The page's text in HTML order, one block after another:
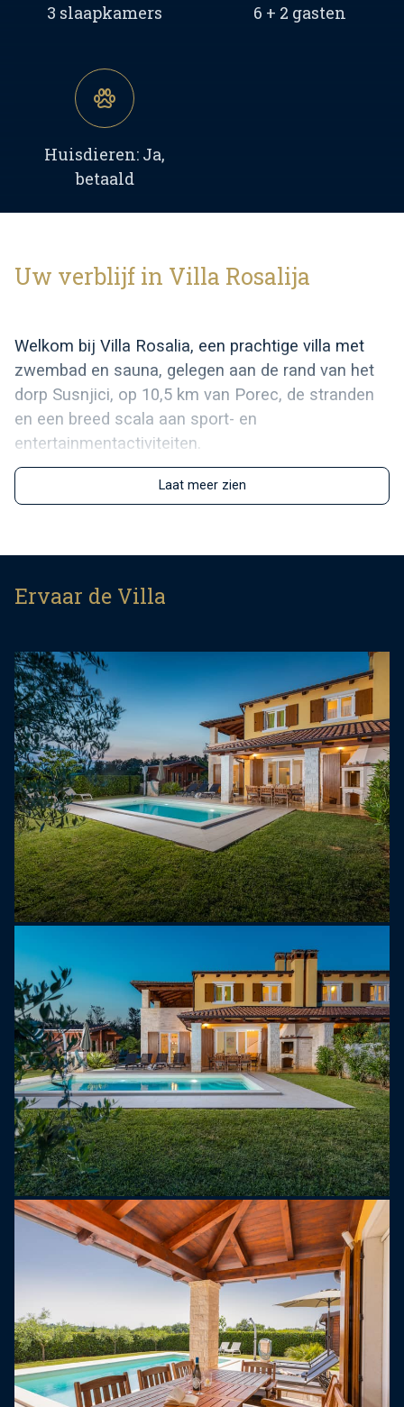
3 slaapkamers 6 + 2 gasten
Huisdieren: Ja,
betaald
Uw verblijf in Villa Rosalija
Welkom bij Villa Rosalia, een prachtige villa met
zwembad en sauna, gelegen aan de rand van het
dorp Susnjici, op 10,5 km van Porec, de stranden
en een breed scala aan sport- en
entertainmentactiviteiten.
Het vakantiehuis is in 2017 gebouwd als
geschakelde woning. De andere helft van de
onderhouden en volledig omheinde tuin bevindt
energie) van 24 m², sauna, ligstoelen, parasol,
parkeergelegenheid voor twee auto's.
Villa Rosalia biedt comfortabel plaats aan 8
personen op een totaal van 134 m² verdeeld over
twee verdiepingen. Op de begane grond is er een
woonkamer met airconditioning, een slaapbank
voor twee personen en een uitgang naar het
terras, een volledig uitgeruste keuken en een
eettafel voor 8 personen. Er is ook een kamer met
airconditioning, een tweepersoonsbed en een
douche/toilet. Op de begane grond bevindt zich
tevens een separaat toilet. De begane grond is
Op de eerste verdieping bevinden zich twee
kamers met airconditioning en
tweepersoonsbedden, elk met douche/toilet en
uitgang naar het gemeenschappelijke balkon met
zitmeubilair.
Jeugdgroepen zijn niet toegestaan.
Laat meer zien
Ervaar de Villa